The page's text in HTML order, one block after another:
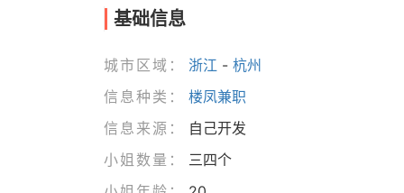
基础信息
城市区域： 浙江 - 杭州
信息种类：
楼凤兼职
信息来源：
自己开发
小姐数量：
三四个